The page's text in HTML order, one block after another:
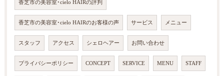
香芝市の美容室･cielo HAIRの評判
香芝市の美容室･cielo HAIRのお客様の声 サービス メニュー
スタッフ アクセス シェロヘアー お問い合わせ
プライバシーポリシー CONCEPT SERVICE MENU STAFF